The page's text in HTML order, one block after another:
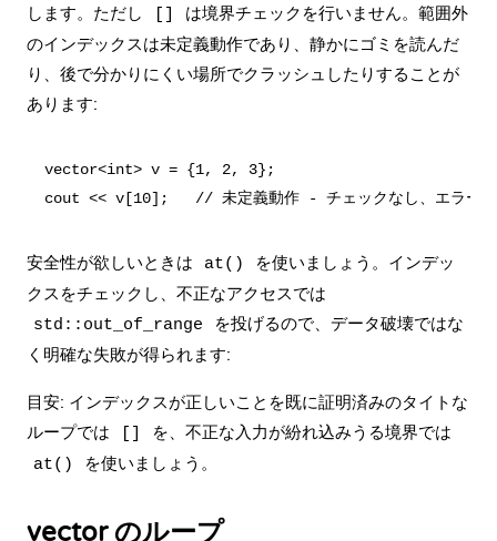
します。ただし
は境界チェックを行いません。範囲外
のインデックスは未定義動作であり、静かにゴミを読んだ
り、後で分かりにくい場所でクラッシュしたりすることが
あります:
vector<int> v = {1, 2, 3};
安全性が欲しいときは at()
を使いましょう。インデッ
クスをチェックし、不正なアクセスでは
std::out_of_range
を投げるので、データ破壊ではな
く明確な失敗が得られます:
目安: インデックスが正しいことを既に証明済みのタイトな
ループでは
を、不正な入力が紛れ込みうる境界では
at() を使いましょう。
vector のループ